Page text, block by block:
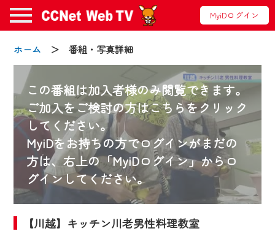
MyiDログイン
ホーム ＞ 番組・写真詳細
この番組は加入者様のみ閲覧できます。
ご加入をご検討の方はこちらをクリック
してください。
MyiDをお持ちの方でログインがまだの
方は、右上の「MyiDログイン」からロ
グインしてください。
【川越】キッチン川老男性料理教室
お知らせ
2024/09/02
動画配信サービス『CCNet Web TV』は2024
年9月24日からリニューアルします！